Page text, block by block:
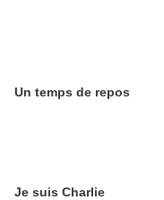
Un temps de repos
Je suis Charlie